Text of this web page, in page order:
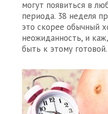
могут появиться в
периода. 38 неделя
это скорее обычный
неожиданность, и
быть к этому готовой.